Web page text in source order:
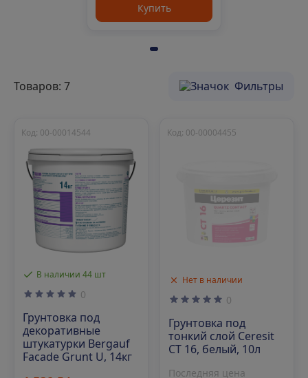
Купить
Товаров: 7 Фильтры
В наличии 44 шт
Код: 00-00014544
0
Грунтовка под
декоративные
штукатурки Bergauf
Facade Grunt U, 14кг
Нет в наличии
Код: 00-00004455
0
Грунтовка под
тонкий слой Ceresit
СТ 16, белый, 10л
Последняя цена